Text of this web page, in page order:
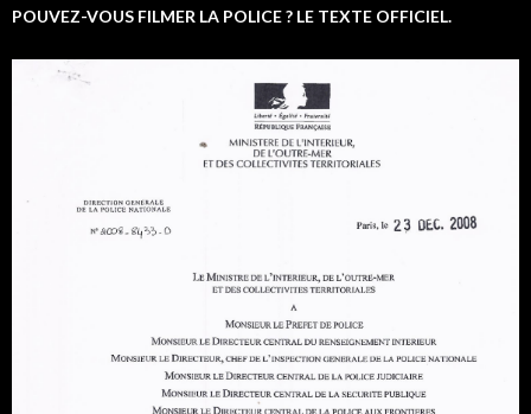
POUVEZ-VOUS FILMER LA POLICE ? LE TEXTE OFFICIEL.